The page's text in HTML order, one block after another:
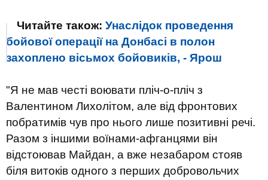
Читайте також: Унаслідок проведення
бойової операції на Донбасі в полон
захоплено вісьмох бойовиків, - Ярош
"Я не мав честі воювати пліч-о-пліч з
Валентином Лихолітом, але від фронтових
побратимів чув про нього лише позитивні речі.
Разом з іншими воїнами-афганцями він
відстоював Майдан, а вже незабаром стояв
біля витоків одного з перших добровольчих